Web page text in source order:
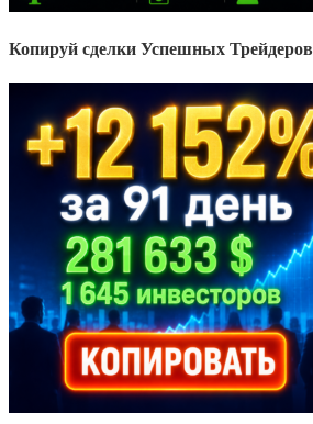
Копируй сделки Успешных Трейдеров